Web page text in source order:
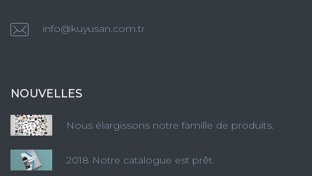
info@kuyusan.com.tr
NOUVELLES
Nous élargissons notre famille de produits.
2018 Notre catalogue est prêt.